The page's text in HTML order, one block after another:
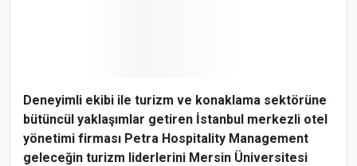
Deneyimli ekibi ile turizm ve konaklama sektörüne
bütüncül yaklaşımlar getiren İstanbul merkezli otel
yönetimi firması Petra Hospitality Management
geleceğin turizm liderlerini Mersin Üniversitesi